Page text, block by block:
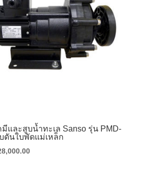
และสูบน้ำทะเล Sanso รุ่น PMD-
ดันใบพัดแม่เหล็ก
Current